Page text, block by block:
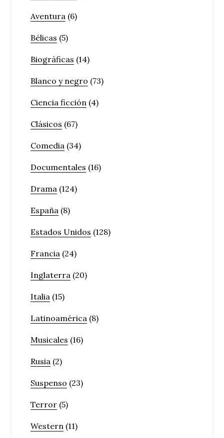
Aventura (6)
Bélicas (5)
Biográficas (14)
Blanco y negro (73)
Ciencia ficción (4)
Clásicos (67)
Comedia (34)
Documentales (16)
Drama (124)
España (8)
Estados Unidos (128)
Francia (24)
Inglaterra (20)
Italia (15)
Latinoamérica (8)
Musicales (16)
Rusia (2)
Suspenso (23)
Terror (5)
Western (11)